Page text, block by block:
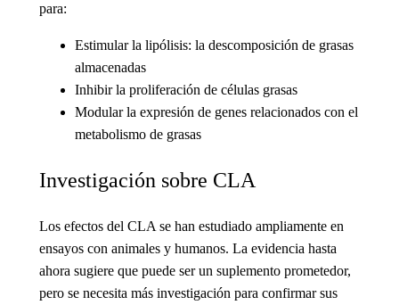
para:
Estimular la lipólisis: la descomposición de grasas
almacenadas
Inhibir la proliferación de células grasas
Modular la expresión de genes relacionados con el
metabolismo de grasas
Investigación sobre CLA
Los efectos del CLA se han estudiado ampliamente en
ensayos con animales y humanos. La evidencia hasta
ahora sugiere que puede ser un suplemento prometedor,
pero se necesita más investigación para confirmar sus